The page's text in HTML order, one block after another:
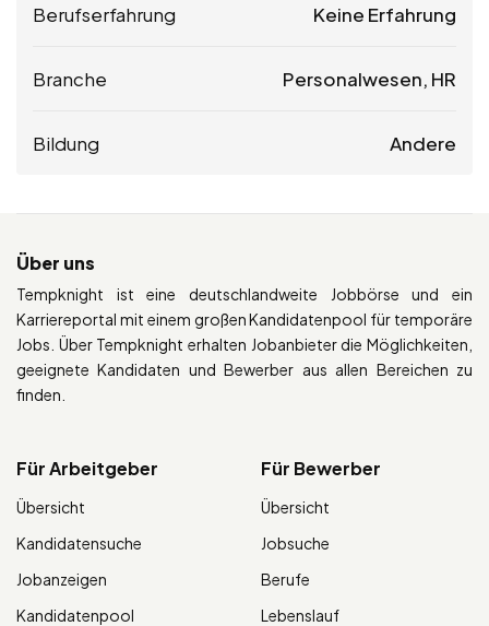
Berufserfahrung Keine Erfahrung
Branche Personalwesen, HR
Bildung Andere
Über uns
Tempknight ist eine deutschlandweite Jobbörse und ein
Karriereportal mit einem großen Kandidatenpool für temporäre
Jobs. Über Tempknight erhalten Jobanbieter die Möglichkeiten,
geeignete Kandidaten und Bewerber aus allen Bereichen zu
finden.
Für Arbeitgeber
Übersicht
Kandidatensuche
Jobanzeigen
Kandidatenpool
Für Bewerber
Übersicht
Jobsuche
Berufe
Lebenslauf